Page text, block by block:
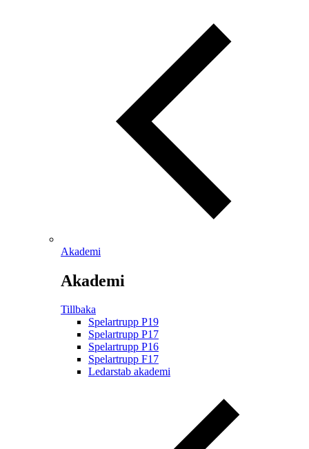
Akademi
Akademi
Tillbaka
Spelartrupp P19
Spelartrupp P17
Spelartrupp P16
Spelartrupp F17
Ledarstab akademi